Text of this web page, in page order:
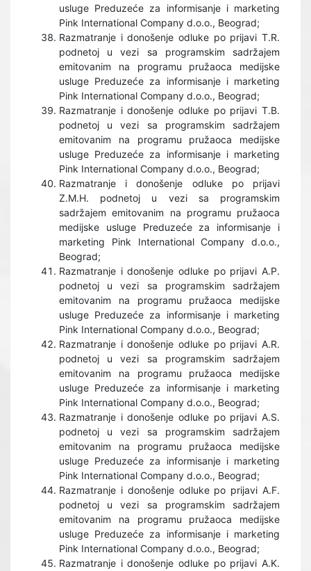
usluge Preduzeće za informisanje i marketing
Pink International Company d.o.o., Beograd;
Razmatranje i donošenje odluke po prijavi T.R.
podnetoj u vezi sa programskim sadržajem
emitovanim na programu pružaoca medijske
usluge Preduzeće za informisanje i marketing
Pink International Company d.o.o., Beograd;
Razmatranje i donošenje odluke po prijavi T.B.
podnetoj u vezi sa programskim sadržajem
emitovanim na programu pružaoca medijske
usluge Preduzeće za informisanje i marketing
Pink International Company d.o.o., Beograd;
Razmatranje i donošenje odluke po prijavi
Z.M.H. podnetoj u vezi sa programskim
sadržajem emitovanim na programu pružaoca
medijske usluge Preduzeće za informisanje i
marketing Pink International Company d.o.o.,
Beograd;
Razmatranje i donošenje odluke po prijavi A.P.
podnetoj u vezi sa programskim sadržajem
emitovanim na programu pružaoca medijske
usluge Preduzeće za informisanje i marketing
Pink International Company d.o.o., Beograd;
Razmatranje i donošenje odluke po prijavi A.R.
podnetoj u vezi sa programskim sadržajem
emitovanim na programu pružaoca medijske
usluge Preduzeće za informisanje i marketing
Pink International Company d.o.o., Beograd;
Razmatranje i donošenje odluke po prijavi A.S.
podnetoj u vezi sa programskim sadržajem
emitovanim na programu pružaoca medijske
usluge Preduzeće za informisanje i marketing
Pink International Company d.o.o., Beograd;
Razmatranje i donošenje odluke po prijavi A.F.
podnetoj u vezi sa programskim sadržajem
emitovanim na programu pružaoca medijske
usluge Preduzeće za informisanje i marketing
Pink International Company d.o.o., Beograd;
Razmatranje i donošenje odluke po prijavi A.K.